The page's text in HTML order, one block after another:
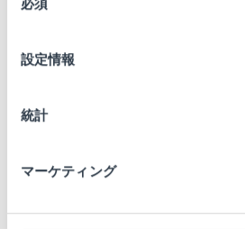
設定情報
統計
マーケティング
は、廃棄物削減に向けた
12/18/2024